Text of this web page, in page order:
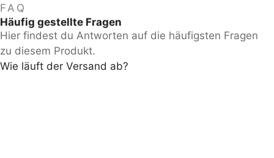
FAQ
Häufig gestellte Fragen
Hier findest du Antworten auf die häufigsten Fragen
zu diesem Produkt.
Wie läuft der Versand ab?